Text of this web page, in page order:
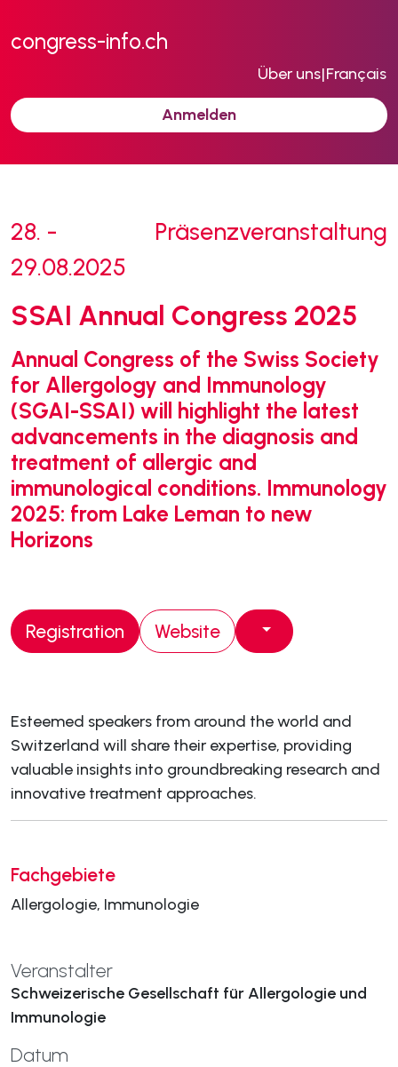
congress-info.ch
Über uns|Français
Anmelden
28. -
29.08.2025
Präsenzveranstaltung
SSAI Annual Congress 2025
Annual Congress of the Swiss Society
for Allergology and Immunology
(SGAI-SSAI) will highlight the latest
advancements in the diagnosis and
treatment of allergic and
immunological conditions. Immunology
2025: from Lake Leman to new
Horizons
Registration Website
Esteemed speakers from around the world and
Switzerland will share their expertise, providing
valuable insights into groundbreaking research and
innovative treatment approaches.
Fachgebiete
Allergologie, Immunologie
Veranstalter
Schweizerische Gesellschaft für Allergologie und
Immunologie
Datum